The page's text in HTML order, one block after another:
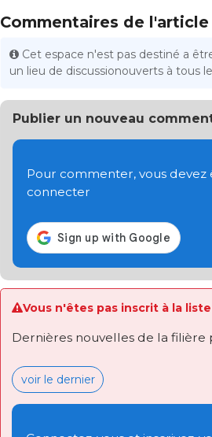
Commentaires de l'article
Cet espace n'est pas destiné a
un lieu de discussionouverts à tous
Publier un nouveau
Pour commenter, vous
connecter
Vous n'êtes pas inscrit à la
Dernières nouvelles de la filière
voir le dernier